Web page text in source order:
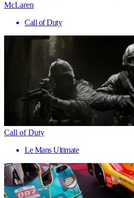
McLaren
Call of Duty
Call of Duty
Le Mans Ultimate